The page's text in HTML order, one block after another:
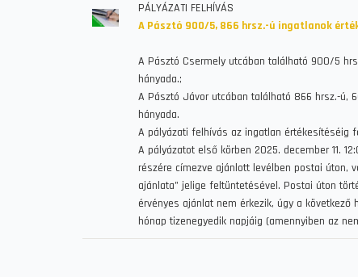
PÁLYÁZATI FELHÍVÁS
A Pásztó 900/5, 866 hrsz.-ú ingatlanok
A Pásztó Csermely utcában található 900/5
hányada.;
A Pásztó Jávor utcában található 866 hrsz.-ú,
hányada.
A pályázati felhívás az ingatlan értékesítéséig
A pályázatot első körben 2025. december 11.
részére címezve ajánlott levélben postai úton,
ajánlata" jelige feltüntetésével. Postai úton
érvényes ajánlat nem érkezik, úgy a
hónap tizenegyedik napjáig (amennyiben az